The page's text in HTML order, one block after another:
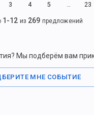
3 4 5 23
1 -12 из 269 предложений
Мы подберём вам
МНЕ СОБЫТИЕ